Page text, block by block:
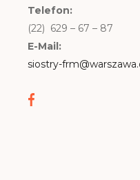
Telefon:
(22) 629 – 67 – 87
E-Mail:
siostry-